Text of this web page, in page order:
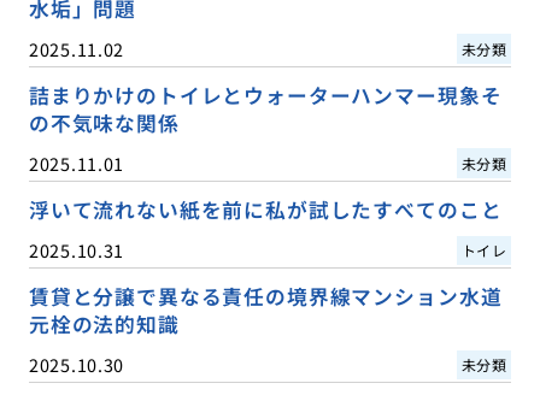
水垢」問題
2025.11.02 未分類
詰まりかけのトイレとウォーターハンマー現象そ
の不気味な関係
2025.11.01 未分類
浮いて流れない紙を前に私が試したすべてのこと
2025.10.31 トイレ
賃貸と分譲で異なる責任の境界線マンション水道
元栓の法的知識
2025.10.30 未分類